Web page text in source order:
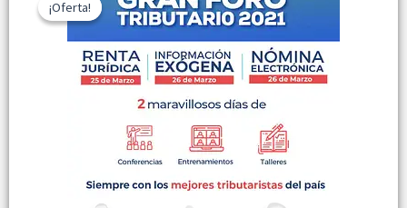
¡Oferta!
¡Oferta!
original
era:
$ 540.000.
actual
es:
$ 129.600.